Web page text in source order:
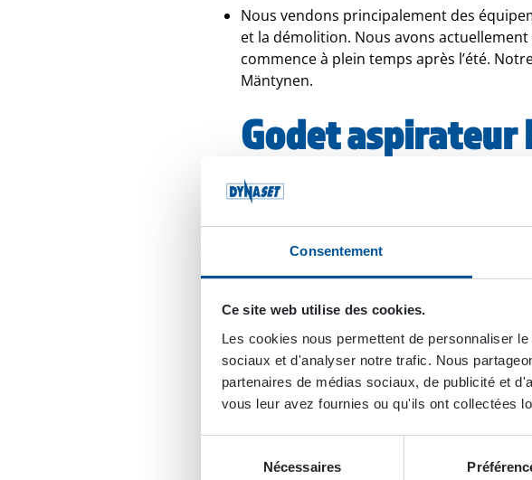
Consentement
Ce site web utilise des cookies.
Les cookies nous permettent de personnaliser
sociaux et d'analyser notre trafic. Nous
partenaires de médias sociaux, de publicité et
vous leur avez fournies ou qu'ils ont collectées
Nécessaires
Nous vendons principalement des
et la démolition. Nous avons
commence à plein temps après l’été.
Mäntynen.
Godet aspirateur
HRVB – « Un
de l’aimant
révolutionne le tri des matériaux légers,
d’excavateur unique est conçu pour
sorte d’aspirateur. Il peut être utilisé
maintenance, les infrastructures et la
offre des avantages significatifs car le tri
bâtiments partiellement démolis.